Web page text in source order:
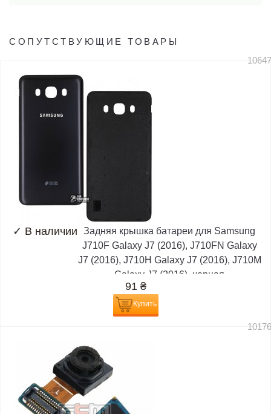
СОПУТСТВУЮЩИЕ ТОВАРЫ
✓ В наличии
Задняя крышка батареи для Samsung
J710F Galaxy J7 (2016), J710FN Galaxy
J7 (2016), J710H Galaxy J7 (2016), J710M
Galaxy J7 (2016), черная
91 ₴
Купить